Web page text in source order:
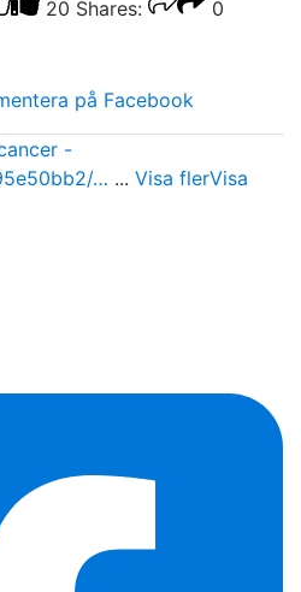
20 Shares:
0
på Facebook
-
… ... Visa flerVisa